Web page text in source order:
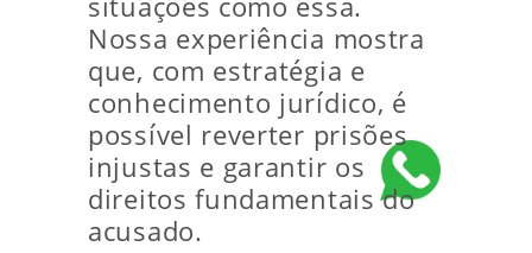
Nossa experiência mostra
que, com estratégia e
conhecimento jurídico, é
possível reverter prisões
injustas e garantir os
direitos fundamentais do
acusado.